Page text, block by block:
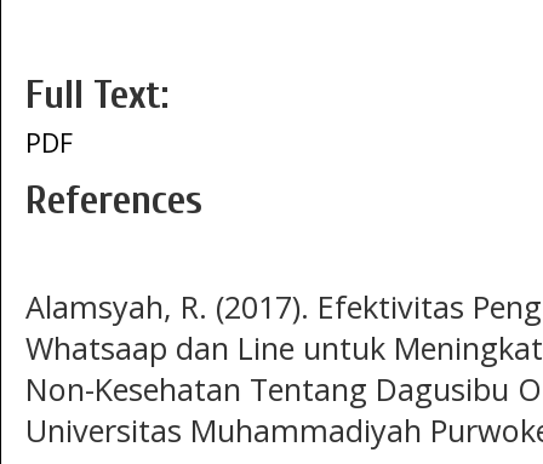
Full Text:
PDF
References
Alamsyah, R. (2017). Efektivitas
Whatsaap dan Line untuk
Non-Kesehatan Tentang Dagusibu
Universitas Muhammadiyah